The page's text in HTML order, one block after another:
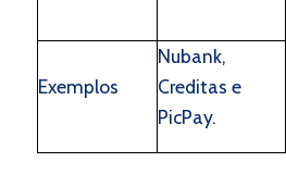
Exemplos
Nubank,
Creditas e
PicPay.